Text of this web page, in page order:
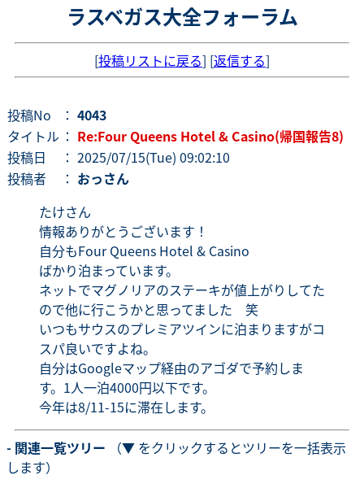
ラスベガス大全フォーラム
[投稿リストに戻る] [返信する]
投稿No ： 4043
タイトル ： Re:Four Queens Hotel & Casino(帰国報告8)
投稿日
： 2025/07/15(Tue) 09:02:10
投稿者
： おっさん
たけさん
情報ありがとうございます！
自分もFour Queens Hotel & Casino
ばかり泊まっています。
ネットでマグノリアのステーキが値上がりしてた
ので他に行こうかと思ってました 笑
いつもサウスのプレミアツインに泊まりますがコ
スパ良いですよね。
自分はGoogleマップ経由のアゴダで予約しま
す。1人一泊4000円以下です。
今年は8/11-15に滞在します。
- 関連一覧ツリー （▼ をクリックするとツリーを一括表示
します）